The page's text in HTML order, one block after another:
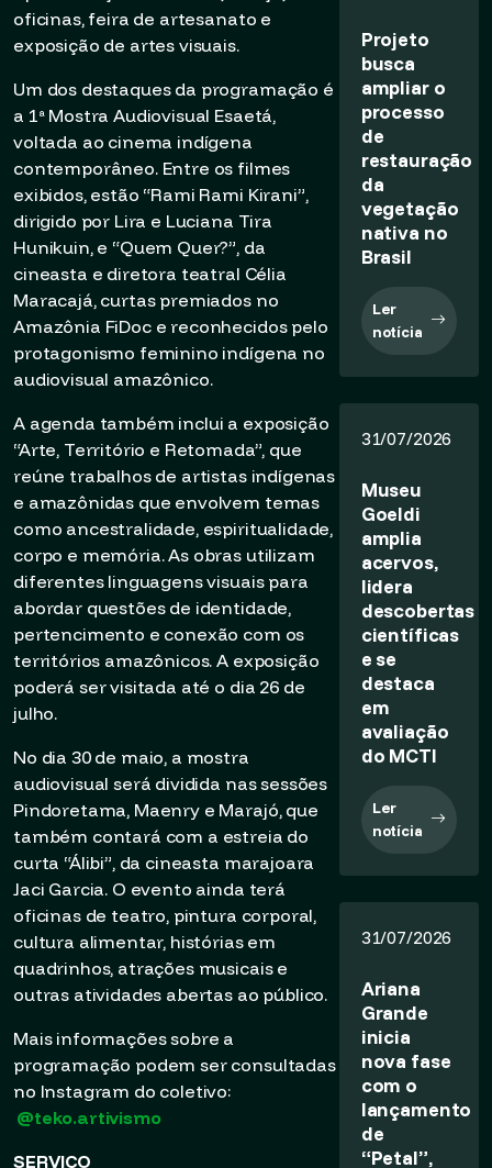
oficinas, feira de artesanato e
exposição de artes visuais.
Um dos destaques da programação é
a 1ª Mostra Audiovisual Esaetá,
voltada ao cinema indígena
contemporâneo. Entre os filmes
exibidos, estão “Rami Rami Kirani”,
dirigido por Lira e Luciana Tira
Hunikuin, e “Quem Quer?”, da
cineasta e diretora teatral Célia
Maracajá, curtas premiados no
Amazônia FiDoc e reconhecidos pelo
protagonismo feminino indígena no
audiovisual amazônico.
A agenda também inclui a exposição
“Arte, Território e Retomada”, que
reúne trabalhos de artistas indígenas
e amazônidas que envolvem temas
como ancestralidade, espiritualidade,
corpo e memória. As obras utilizam
diferentes linguagens visuais para
abordar questões de identidade,
pertencimento e conexão com os
territórios amazônicos. A exposição
poderá ser visitada até o dia 26 de
julho.
No dia 30 de maio, a mostra
audiovisual será dividida nas sessões
Pindoretama, Maenry e Marajó, que
também contará com a estreia do
curta “Álibi”, da cineasta marajoara
Jaci Garcia. O evento ainda terá
oficinas de teatro, pintura corporal,
cultura alimentar, histórias em
quadrinhos, atrações musicais e
outras atividades abertas ao público.
Mais informações sobre a
programação podem ser consultadas
no Instagram do coletivo:
@teko.artivismo
SERVIÇO
Projeto
busca
ampliar o
processo
de
restauração
da
vegetação
nativa no
Brasil
Ler
notícia
31/07/2026
Museu
Goeldi
amplia
acervos,
lidera
descobertas
científicas
e se
destaca
em
avaliação
do MCTI
Ler
notícia
31/07/2026
Ariana
Grande
inicia
nova fase
com o
lançamento
de
“Petal”,